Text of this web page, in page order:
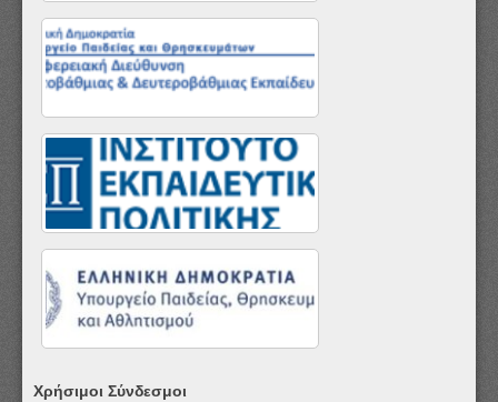
Χρήσιμοι Σύνδεσμοι